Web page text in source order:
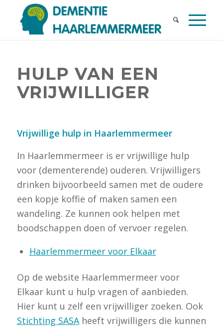
HULP VAN EEN
VRIJWILLIGER
Vrijwillige hulp in Haarlemmermeer
In Haarlemmermeer is er vrijwillige hulp
voor (dementerende) ouderen. Vrijwilligers
drinken bijvoorbeeld samen met de oudere
een kopje koffie of maken samen een
wandeling. Ze kunnen ook helpen met
boodschappen doen of vervoer regelen.
Haarlemmermeer voor Elkaar
Op de website Haarlemmermeer voor
Elkaar kunt u hulp vragen of aanbieden.
Hier kunt u zelf een vrijwilliger zoeken. Ook
Stichting SASAheeft vrijwilligers die kunnen